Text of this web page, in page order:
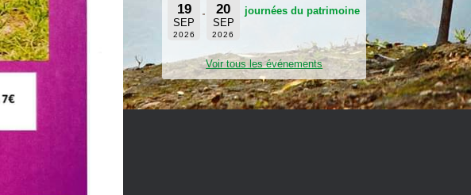
19
SEP
2026
20
SEP
2026
journées du patrimoine
Voir tous les événements